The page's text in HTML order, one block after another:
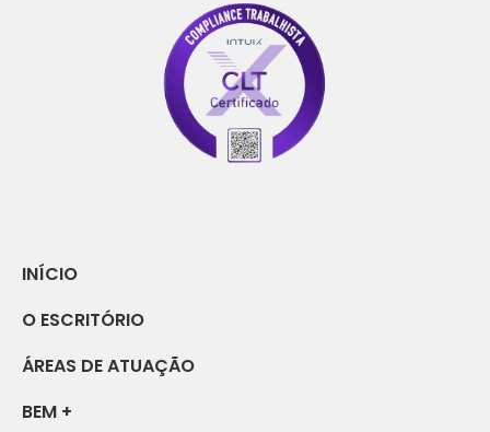
INÍCIO
O ESCRITÓRIO
ÁREAS DE ATUAÇÃO
BEM +